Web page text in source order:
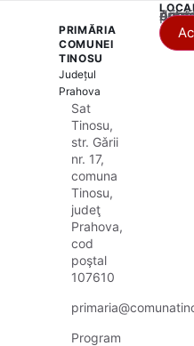
PRIMĂRIA
COMUNEI
TINOSU
Județul
Prahova
Sat
Tinosu,
str. Gǎrii
nr. 17,
comuna
Tinosu,
judeţ
Prahova,
cod
poştal
107610
Program
Acest conținut este blocat până când acceptați categoria corespunzătoare de cookie-uri.